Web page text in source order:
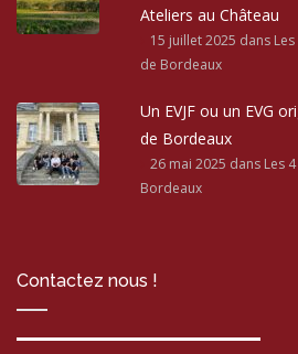
Ateliers au Château
15 juillet 2025 dans
de Bordeaux
Un EVJF ou un EVG
de Bordeaux
26 mai 2025 dans Les
Bordeaux
Contactez nous !